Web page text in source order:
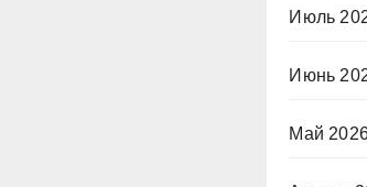
Июль
Июнь
Май